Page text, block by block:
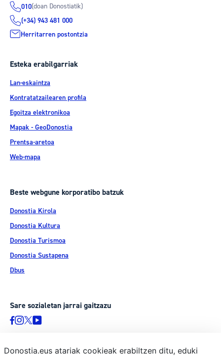
010(doan Donostiatik)
(+34) 943 481 000
Herritarren postontzia
Esteka erabilgarriak
Lan-eskaintza
Kontratatzailearen profila
Egoitza elektronikoa
Mapak - GeoDonostia
Prentsa-aretoa
Web-mapa
Beste webgune korporatibo batzuk
Donostia Kirola
Donostia Kultura
Donostia Turismoa
Donostia Sustapena
Dbus
Sare sozialetan jarrai gaitzazu
Donostia.eus atariak cookieak erabiltzen ditu, eduki